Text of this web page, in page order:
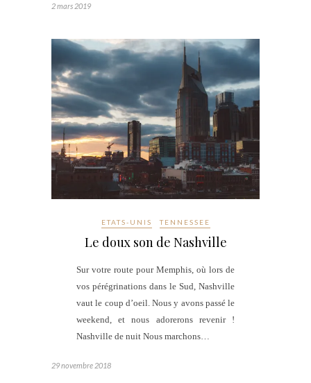
2 mars 2019
ETATS-UNIS TENNESSEE
Le doux son de Nashville
Sur votre route pour Memphis, où lors de
vos pérégrinations dans le Sud, Nashville
vaut le coup d’oeil. Nous y avons passé le
weekend, et nous adorerons revenir !
Nashville de nuit Nous marchons…
29 novembre 2018